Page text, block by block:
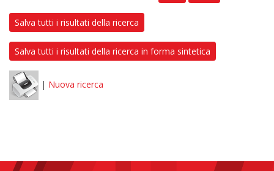
Salva tutti i risultati della ricerca
Salva tutti i risultati della ricerca in forma sintetica
| Nuova ricerca